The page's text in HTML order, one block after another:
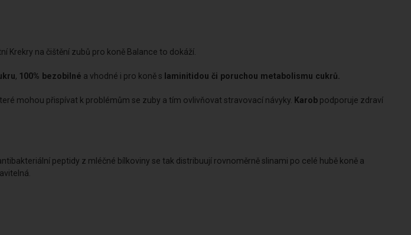
Krekry na čištění zubů pro koně Balance to dokáží.
, 100% bezobilné a vhodné i pro koně s laminitidou či poruchou metabolismu cukrů.
mohou přispívat k problémům se zuby a tím ovlivňovat stravovací návyky. Karob podporuje zdraví
peptidy z mléčné bílkoviny se tak distribuují rovnoměrně slinami po celé hubě koně a